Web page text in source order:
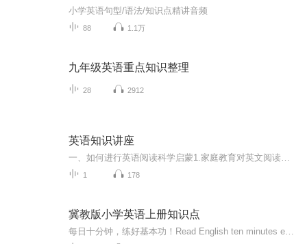
小学英语句型/语法/知识点精讲音频
88 1.1万
九年级英语重点知识整理
28 2912
英语知识讲座
1 178
冀教版小学英语上册知识点